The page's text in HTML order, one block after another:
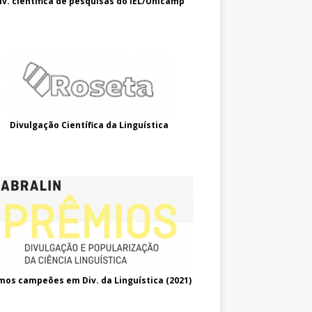
Divulgação Científica da Linguística
campeões em Div. da Linguística (2021)